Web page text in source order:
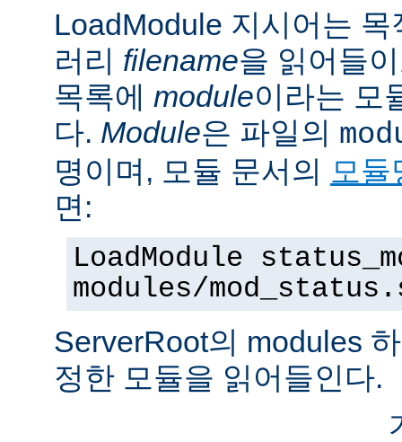
LoadModule 지시어는
러리 filename을 읽어들
목록에 module이라는 모
다. Module은 파일의
명이며, 모듈 문서의 모듈
면:
LoadModule
modules/
ServerRoot의 modules
정한 모듈을 읽어들인다.